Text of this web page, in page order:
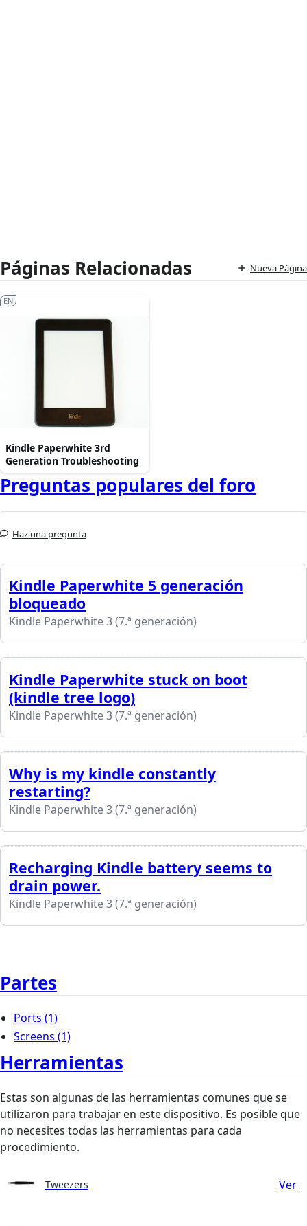
Páginas Relacionadas Nueva Página
Kindle Paperwhite 3rd
Generation Troubleshooting
EN
Preguntas populares del foro
Haz una pregunta
Kindle Paperwhite 5 generación
bloqueado
Kindle Paperwhite 3 (7.ª generación)
Kindle Paperwhite stuck on boot
(kindle tree logo)
Kindle Paperwhite 3 (7.ª generación)
Why is my kindle constantly
restarting?
Kindle Paperwhite 3 (7.ª generación)
Recharging Kindle battery seems to
drain power.
Kindle Paperwhite 3 (7.ª generación)
Partes
Ports (1)
Screens (1)
Herramientas
Estas son algunas de las herramientas comunes que se
utilizaron para trabajar en este dispositivo. Es posible que
no necesites todas las herramientas para cada
procedimiento.
Tweezers Ver